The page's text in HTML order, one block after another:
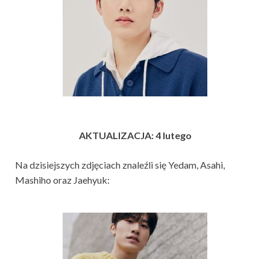
AKTUALIZACJA: 4 lutego
Na dzisiejszych zdjęciach znaleźli się Yedam, Asahi,
Mashiho oraz Jaehyuk: